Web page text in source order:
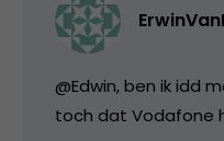
@Edwin, ben ik idd
toch dat Vodafone